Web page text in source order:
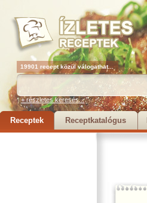
19901 recept közül válogathat...
+ részletes keresés...
Receptek Receptkatalógus